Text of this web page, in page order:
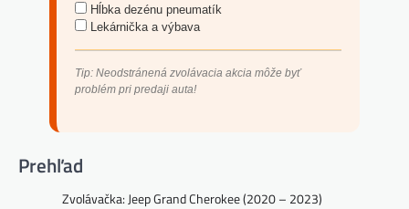
Hĺbka dezénu pneumatík
Lekárnička a výbava
Tip: Neodstránená zvolávacia akcia môže byť
problém pri predaji auta!
Prehľad
Zvolávačka: Jeep Grand Cherokee (2020 – 2023)